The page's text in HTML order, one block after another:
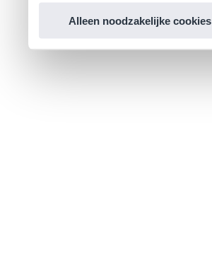
Alleen noodzakelijke cookies